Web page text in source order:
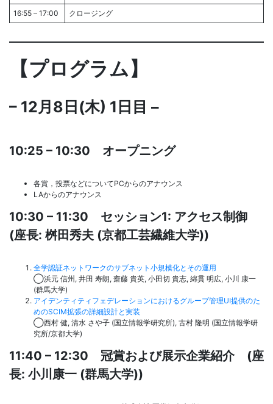
16:55 – 17:00 クロージング
【プログラム】
– 12月8日(木) 1日目 –
10:25 – 10:30 オープニング
各賞，投票などについてPCからのアナウンス
LAからのアナウンス
10:30 – 11:30 セッション1: アクセス制御
(座長: 桝田秀夫 (京都工芸繊維大学))
全学認証ネットワークのサブネット小規模化とその運用
◯浜元 信州, 井田 寿朗, 齋藤 貴英, 小田切 貴志, 綿貫 明広, 小川 康一
(群馬大学)
アイデンティティフェデレーションにおけるグループ管理UI提供のた
めのSCIM拡張の詳細設計と実装
◯西村 健, 清水 さや子 (国立情報学研究所), 古村 隆明 (国立情報学研
究所/京都大学)
11:40 – 12:30 冠賞および展示企業紹介 (座
長: 小川康一 (群馬大学))